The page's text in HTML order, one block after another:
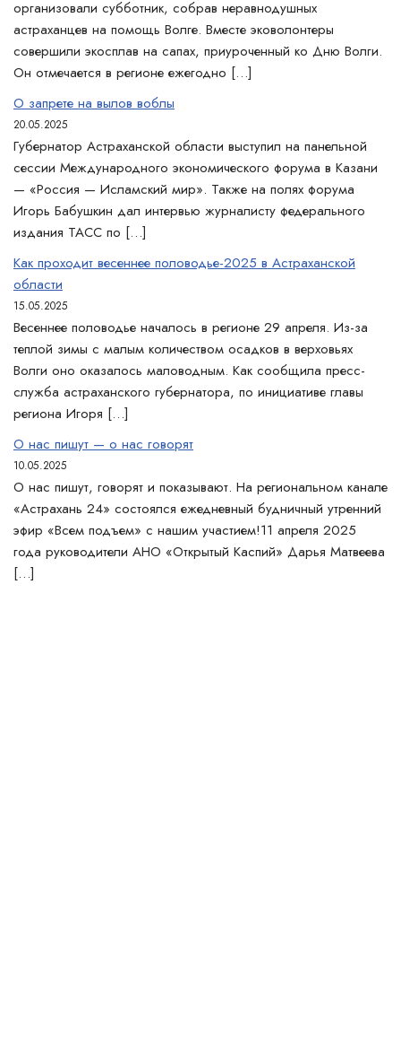
организовали субботник, собрав неравнодушных
астраханцев на помощь Волге. Вместе эковолонтеры
совершили экосплав на сапах, приуроченный ко Дню Волги.
Он отмечается в регионе ежегодно […]
О запрете на вылов воблы
20.05.2025
Губернатор Астраханской области выступил на панельной
сессии Международного экономического форума в Казани
— «Россия — Исламский мир». Также на полях форума
Игорь Бабушкин дал интервью журналисту федерального
издания ТАСС по […]
Как проходит весеннее половодье-2025 в Астраханской
области
15.05.2025
Весеннее половодье началось в регионе 29 апреля. Из-за
теплой зимы с малым количеством осадков в верховьях
Волги оно оказалось маловодным. Как сообщила пресс-
служба астраханского губернатора, по инициативе главы
региона Игоря […]
О нас пишут — о нас говорят
10.05.2025
О нас пишут, говорят и показывают. На региональном канале
«Астрахань 24» состоялся ежедневный будничный утренний
эфир «Всем подъем» с нашим участием!11 апреля 2025
года руководители АНО «Открытый Каспий» Дарья Матвеева
[…]